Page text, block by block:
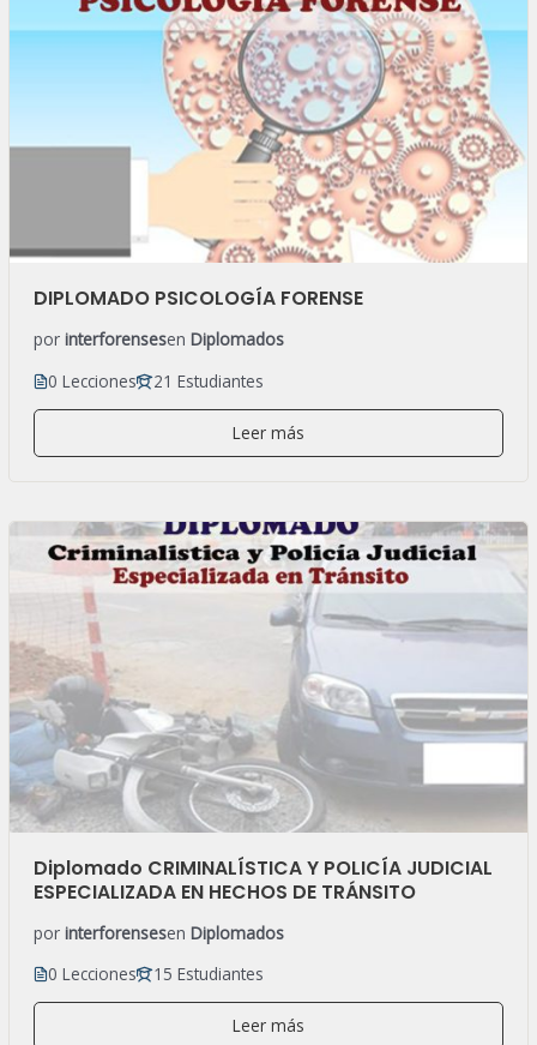
DIPLOMADO PSICOLOGÍA FORENSE
por interforensesen Diplomados
0 Lecciones
21 Estudiantes
Leer más
Diplomado CRIMINALÍSTICA Y POLICÍA JUDICIAL
ESPECIALIZADA EN HECHOS DE TRÁNSITO
por interforensesen Diplomados
0 Lecciones
15 Estudiantes
Leer más